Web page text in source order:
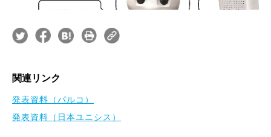
関連リンク
発表資料（パルコ）
発表資料（日本ユニシス）